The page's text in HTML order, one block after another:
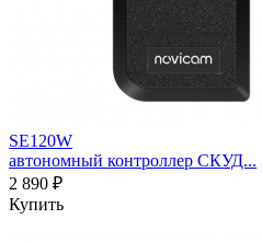
SE120W
автономный контроллер СКУД...
2 890 ₽
Купить